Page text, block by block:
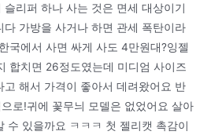
리퍼 하나 사는 것은 면세 대상이기
가방을 사거나 하면 관세 폭탄이라
국에서 사면 싸게 사도 4만원대?잉젤
합치면 26정도였는데 미디엄 사이즈
고 해서 가격이 좋아서 데려왔어요 반
로!귀에 꽃무늬 모델은 없었어요 살아
수 있을까요 ㅋㅋㅋ 첫 젤리캣 촉감이